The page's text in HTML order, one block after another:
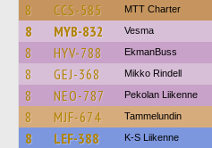
8 CCS-585 MTT Charter
8 MYB-832 Vesma
8 HYV-788 EkmanBuss
8 GEJ-368 Mikko Rindell
8 NEO-787 Pekolan Liikenne
8 MJF-674 Tammelundin
8 LEF-388 K-S Liikenne